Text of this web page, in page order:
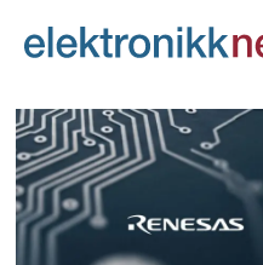
Tag:
pictorus